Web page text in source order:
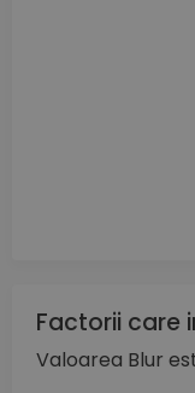
Factorii care
Valoarea Blur